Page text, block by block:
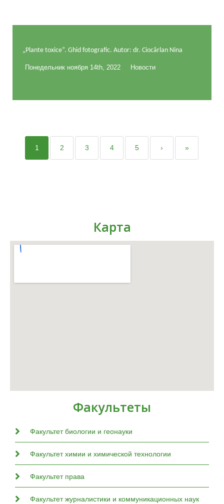
„Plante toxice”. Ghid fotografic. Autor: dr. Ciocârlan Nina
Понедельник ноября 14th, 2022 Новости
1 2 3 4 5 › »
Карта
Факультеты
Факультет биологии и геонауки
Факультет химии и химической технологии
Факультет права
Факультет журналистики и коммуникационных наук